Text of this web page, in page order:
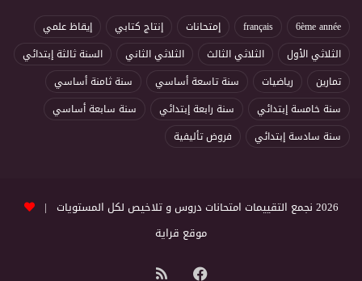
6ème année
français إمتحانات إنتاج كتابي
إيقاظ علمي
الثلاثي الأول
الثلاثي الثالث الثلاثي الثاني
السنة ثالثة إبتدائي
تمارين
رياضيات سنة تاسعة أساسي
سنة ثامنة أساسي
سنة خامسة إبتدائي
سنة رابعة إبتدائي
سنة سابعة أساسي
سنة سادسة إبتدائي
فروض تأليفية
2026 نجمع التقييمات امتحانات دروس و تلاخيص لكل المستويات |
موقع قراية
فيسبوك